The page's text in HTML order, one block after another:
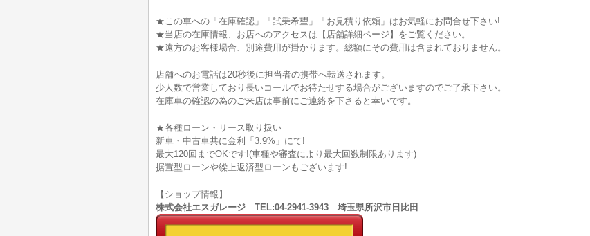
★この車への「在庫確認」「試乗希望」「お見積り依頼」はお気軽にお問合せ下さい!
★当店の在庫情報、お店へのアクセスは【店舗詳細ページ】をご覧ください。
★遠方のお客様場合、別途費用が掛かります。総額にその費用は含まれておりません。
店舗へのお電話は20秒後に担当者の携帯へ転送されます。
少人数で営業しており長いコールでお待たせする場合がございますのでご了承下さい。
在庫車の確認の為のご来店は事前にご連絡を下さると幸いです。
★各種ローン・リース取り扱い
新車・中古車共に金利「3.9%」にて!
最大120回までOKです!(車種や審査により最大回数制限あります)
据置型ローンや繰上返済型ローンもございます!
【ショップ情報】
株式会社エスガレージ TEL:04-2941-3943 埼玉県所沢市日比田